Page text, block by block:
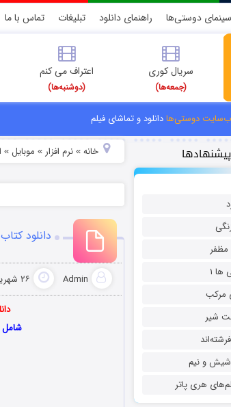
سینمای دوستی‌ها راهنمای دانلود تبلیغات تماس با ما
سریال کوری
(جمعه‌ها)
اعتراف می کنم
(دوشنبه‌ها)
دوستی‌هادانلود و تماشای فیلم
پیشنهادها
ها ۱
مرکب
شیر
شیش و نیم
هری پاتر
خانه» نرم افزار » موبایل »
دانلود
Admin ۲۶ شهریور ۱۳۹۲
شامل